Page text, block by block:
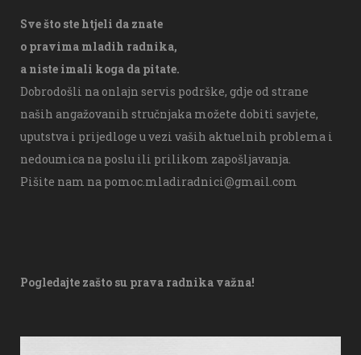
Sve što ste htjeli da znate
o pravima mladih radnika,
a niste imali koga da pitate.
Dobrodošli na onlajn servis podrške, gdje od strane
naših angažovanih stručnjaka možete dobiti savjete,
uputstva i prijedloge u vezi vaših aktuelnih problema i
nedoumica na poslu ili prilikom zapošljavanja.
Pišite nam na pomoc.mladiradnici@gmail.com
Pogledajte zašto su prava radnika važna!